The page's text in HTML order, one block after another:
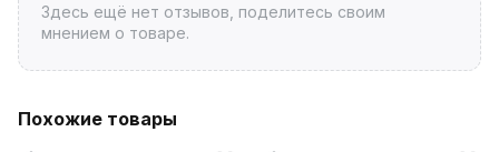
Здесь ещё нет отзывов, поделитесь своим
мнением о товаре.
Похожие товары